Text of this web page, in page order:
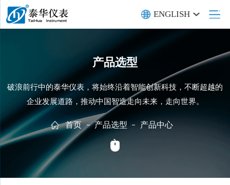
ENGLISH
产品选型
破浪前行中的泰华仪表，将始终沿着智能创新科技，不断超越的
企业发展道路，推动中国智造走向未来，走向世界。
首页 产品选型 产品中心